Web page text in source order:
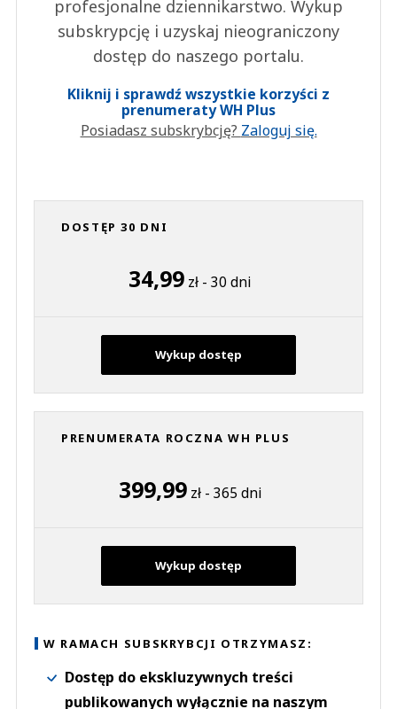
profesjonalne dziennikarstwo. Wykup
subskrypcję i uzyskaj nieograniczony
dostęp do naszego portalu.
Kliknij i sprawdź wszystkie korzyści z
prenumeraty WH Plus
Posiadasz subskrybcję? Zaloguj się.
DOSTĘP 30 DNI
34,99 zł - 30 dni
Wykup dostęp
PRENUMERATA ROCZNA WH PLUS
399,99zł - 365 dni
Wykup dostęp
W RAMACH SUBSKRYBCJI OTRZYMASZ:
Dostęp do ekskluzywnych treści
publikowanych wyłącznie na naszym